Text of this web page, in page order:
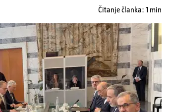
Čitanje članka: 1 min